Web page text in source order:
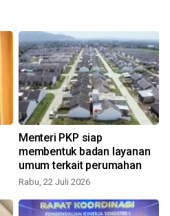
Menteri PKP siap
membentuk badan layanan
umum terkait perumahan
Rabu, 22 Juli 2026